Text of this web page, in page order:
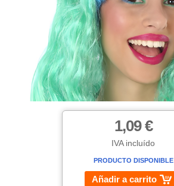
1,09 €
IVA incluído
PRODUCTO DISPONIBLE
Añadir a carrito